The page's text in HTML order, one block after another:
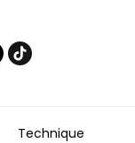
Technique